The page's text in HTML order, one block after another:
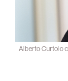
Alberto Curtolo